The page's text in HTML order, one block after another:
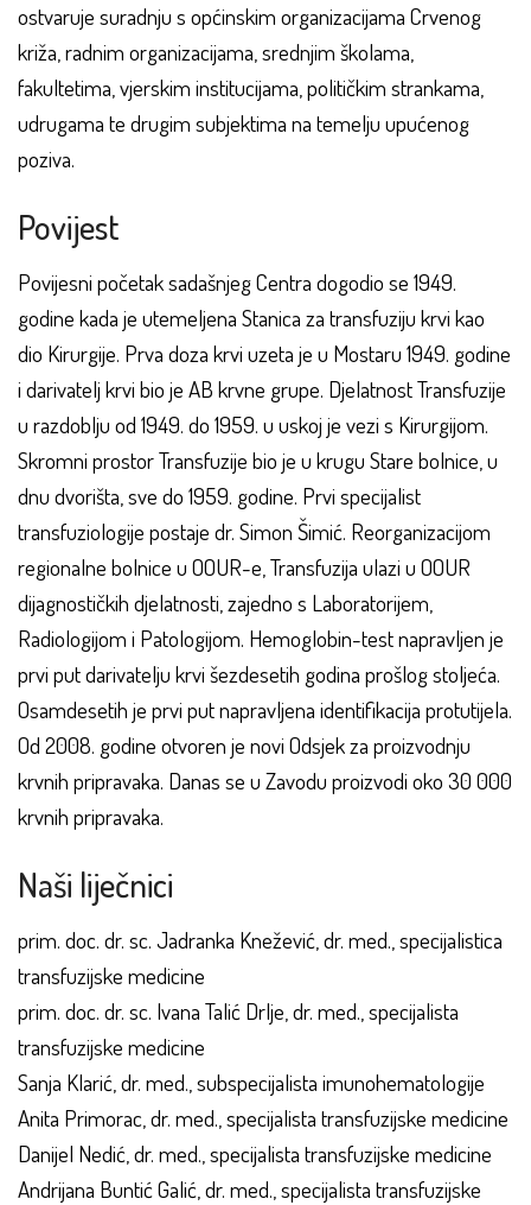
ostvaruje suradnju s općinskim organizacijama Crvenog
križa, radnim organizacijama, srednjim školama,
fakultetima, vjerskim institucijama, političkim strankama,
udrugama te drugim subjektima na temelju upućenog
poziva.
Povijest
Povijesni početak sadašnjeg Centra dogodio se 1949.
godine kada je utemeljena Stanica za transfuziju krvi kao
dio Kirurgije. Prva doza krvi uzeta je u Mostaru 1949. godine
i darivatelj krvi bio je AB krvne grupe. Djelatnost Transfuzije
u razdoblju od 1949. do 1959. u uskoj je vezi s Kirurgijom.
Skromni prostor Transfuzije bio je u krugu Stare bolnice, u
dnu dvorišta, sve do 1959. godine. Prvi specijalist
transfuziologije postaje dr. Simon Šimić. Reorganizacijom
regionalne bolnice u OOUR-e, Transfuzija ulazi u OOUR
dijagnostičkih djelatnosti, zajedno s Laboratorijem,
Radiologijom i Patologijom. Hemoglobin-test napravljen je
prvi put darivatelju krvi šezdesetih godina prošlog stoljeća.
Osamdesetih je prvi put napravljena identifikacija protutijela.
Od 2008. godine otvoren je novi Odsjek za proizvodnju
krvnih pripravaka. Danas se u Zavodu proizvodi oko 30 000
krvnih pripravaka.
Naši liječnici
prim. doc. dr. sc. Jadranka Knežević, dr. med., specijalistica
transfuzijske medicine
prim. doc. dr. sc. Ivana Talić Drlje, dr. med., specijalista
transfuzijske medicine
Sanja Klarić, dr. med., subspecijalista imunohematologije
Anita Primorac, dr. med., specijalista transfuzijske medicine
Danijel Nedić, dr. med., specijalista transfuzijske medicine
Andrijana Buntić Galić, dr. med., specijalista transfuzijske